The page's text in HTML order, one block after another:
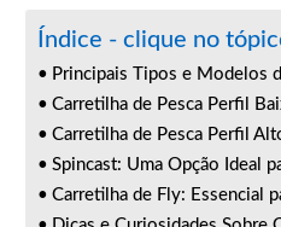
Índice - clique no
Principais Tipos e Modelos
Carretilha de Pesca Perfil
Carretilha de Pesca Perfil
Spincast: Uma Opção Ideal
Carretilha de Fly: Essencial